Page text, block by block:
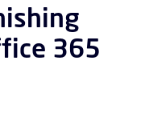
365